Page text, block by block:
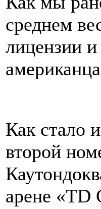
среднем
лицензии
Как стало
второй
арене «TD